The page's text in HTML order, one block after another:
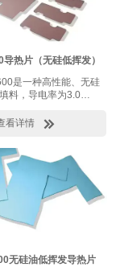
热片（无硅低挥发）
是一种高性能、无硅
料，导电率为3.0
这种材料符合RoHS标
看详情 
无硅油低挥发导热片